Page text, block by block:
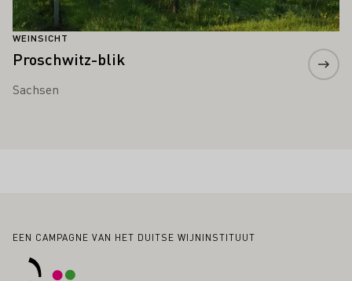
WEINSICHT
Proschwitz-blik
Sachsen
Voettekst
EEN CAMPAGNE VAN HET DUITSE WIJNINSTITUUT